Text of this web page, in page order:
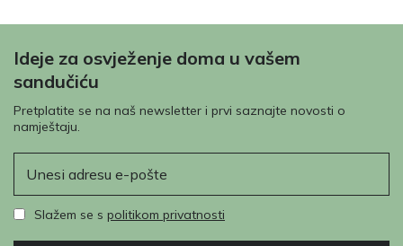
Ideje za osvježenje doma u vašem
sandučiću
Pretplatite se na naš newsletter i prvi saznajte novosti o
namještaju.
Slažem se s politikom privatnosti